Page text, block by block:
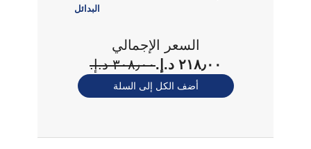
البدائل
السعر الإجمالي
٢١٨٫٠٠ د.إ.‏
٣٠٨٫٠٠ د.إ.‏
أضف الكل إلى السلة